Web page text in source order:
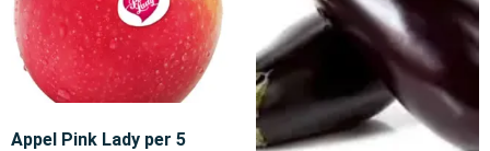
Appel Pink Lady per 5